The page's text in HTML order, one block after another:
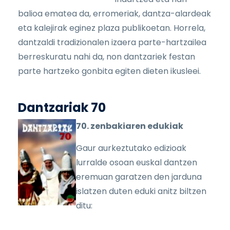
balioa ematea da, erromeriak, dantza-alardeak
eta kalejirak eginez plaza publikoetan. Horrela,
dantzaldi tradizionalen izaera parte-hartzailea
berreskuratu nahi da, non dantzariek festan
parte hartzeko gonbita egiten dieten ikusleei.
Dantzariak 70
70. zenbakiaren edukiak
Gaur aurkeztutako edizioak
lurralde osoan euskal dantzen
eremuan garatzen den jarduna
islatzen duten eduki anitz biltzen
ditu: